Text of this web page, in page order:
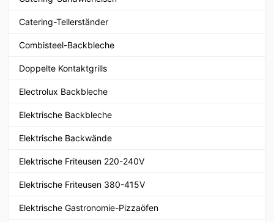
Catering-Tellerständer
Combisteel-Backbleche
Doppelte Kontaktgrills
Electrolux Backbleche
Elektrische Backbleche
Elektrische Backwände
Elektrische Friteusen 220-240V
Elektrische Friteusen 380-415V
Elektrische Gastronomie-Pizzaöfen